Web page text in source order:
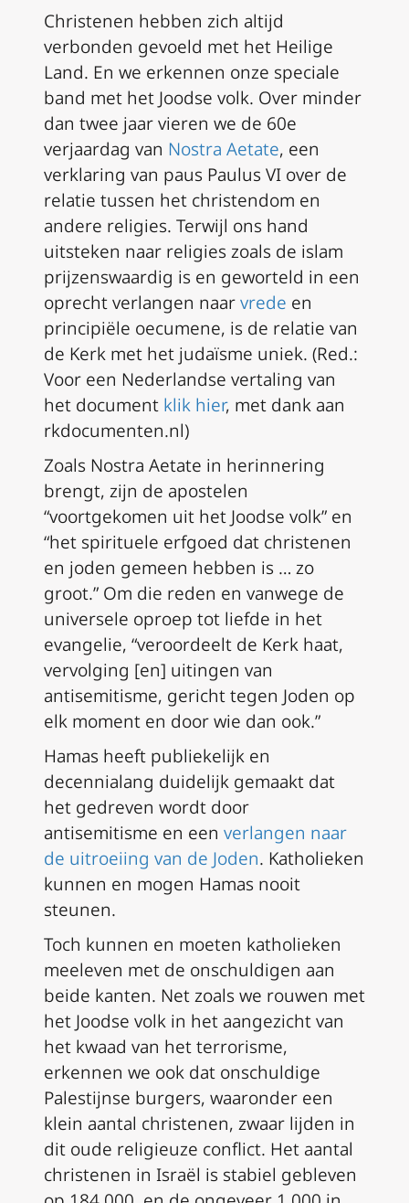
Christenen hebben zich altijd
verbonden gevoeld met het Heilige
Land. En we erkennen onze speciale
band met het Joodse volk. Over minder
dan twee jaar vieren we de 60e
verjaardag van Nostra Aetate, een
verklaring van paus Paulus VI over de
relatie tussen het christendom en
andere religies. Terwijl ons hand
uitsteken naar religies zoals de islam
prijzenswaardig is en geworteld in een
oprecht verlangen naarvrede en
principiële oecumene, is de relatie van
de Kerk met het judaïsme uniek. (Red.:
Voor een Nederlandse vertaling van
het document klik hier, met dank aan
rkdocumenten.nl)
Zoals Nostra Aetate in herinnering
brengt, zijn de apostelen
“voortgekomen uit het Joodse volk” en
“het spirituele erfgoed dat christenen
en joden gemeen hebben is … zo
groot.” Om die reden en vanwege de
universele oproep tot liefde in het
evangelie, “veroordeelt de Kerk haat,
vervolging [en] uitingen van
antisemitisme, gericht tegen Joden op
elk moment en door wie dan ook.”
Hamas heeft publiekelijk en
decennialang duidelijk gemaakt dat
het gedreven wordt door
antisemitisme en een verlangen naar
de uitroeiing van de Joden. Katholieken
kunnen en mogen Hamas nooit
steunen.
Toch kunnen en moeten katholieken
meeleven met de onschuldigen aan
beide kanten. Net zoals we rouwen met
het Joodse volk in het aangezicht van
het kwaad van het terrorisme,
erkennen we ook dat onschuldige
Palestijnse burgers, waaronder een
klein aantal christenen, zwaar lijden in
dit oude religieuze conflict. Het aantal
christenen in Israël is stabiel gebleven